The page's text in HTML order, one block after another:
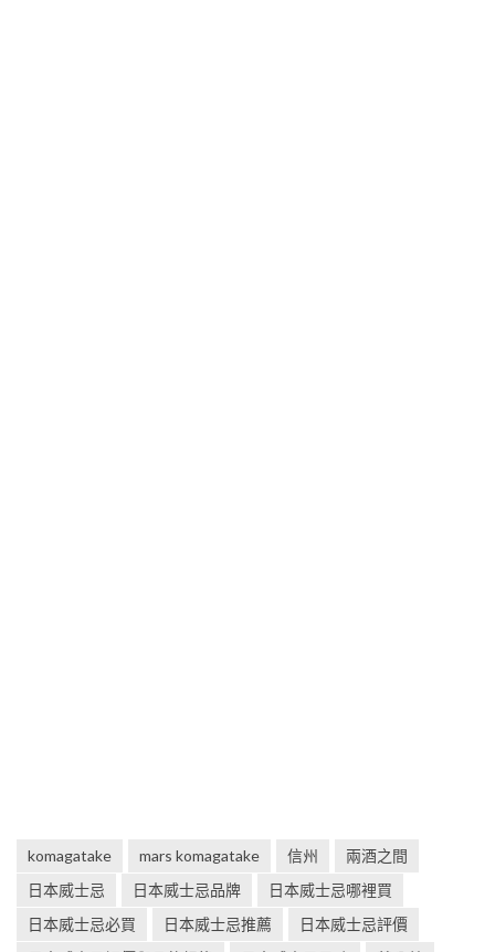
komagatake mars komagatake 信州
兩酒之間
日本威士忌
日本威士忌品牌
日本威士忌哪裡買
日本威士忌必買
日本威士忌推薦
日本威士忌評價